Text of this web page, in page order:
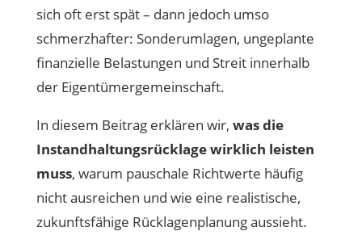
sich oft erst spät – dann jedoch umso
schmerzhafter: Sonderumlagen, ungeplante
finanzielle Belastungen und Streit innerhalb
der Eigentümergemeinschaft.
In diesem Beitrag erklären wir, was die
Instandhaltungsrücklage wirklich leisten
muss, warum pauschale Richtwerte häufig
nicht ausreichen und wie eine realistische,
zukunftsfähige Rücklagenplanung aussieht.